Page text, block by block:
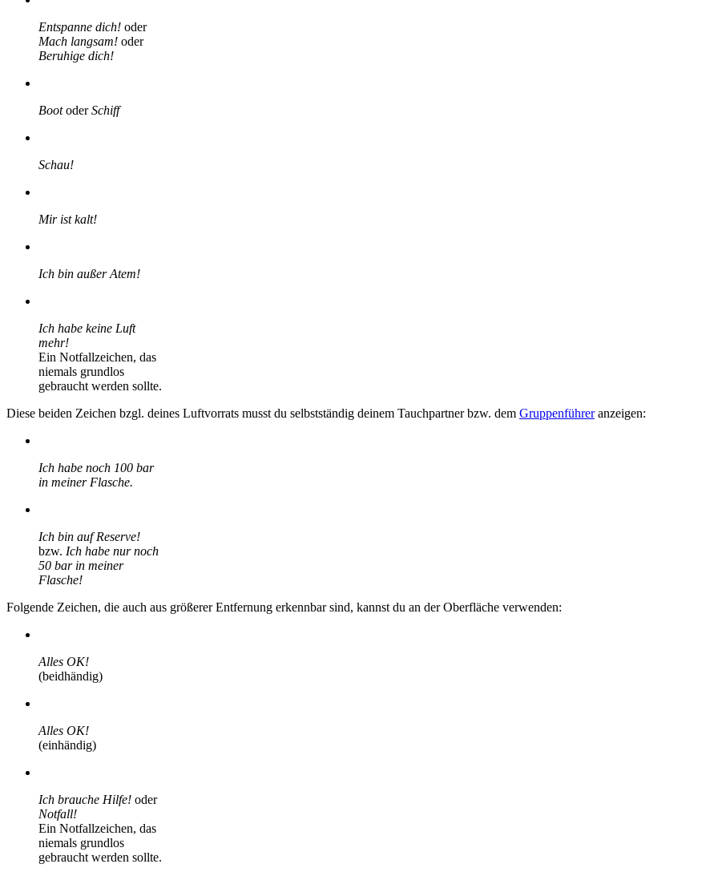
Entspanne dich! oder
Mach langsam! oder
Beruhige dich!
BootoderSchiff
Schau!
Mir ist kalt!
Ich bin außer Atem!
Ich habe keine Luft
mehr!
Ein Notfallzeichen, das
niemals grundlos
gebraucht werden sollte.
Diese beiden Zeichen bzgl. deines Luftvorrats musst du selbstständig deinem Tauchpartner bzw. dem Gruppenführeranzeigen:
Ich habe noch 100 bar
in meiner Flasche.
Ich bin auf Reserve!
bzw. Ich habe nur noch
50 bar in meiner
Flasche!
Folgende Zeichen, die auch aus größerer Entfernung erkennbar sind, kannst du an der Oberfläche verwenden:
Alles OK!
(beidhändig)
Alles OK!
(einhändig)
Ich brauche Hilfe! oder
Notfall!
Ein Notfallzeichen, das
niemals grundlos
gebraucht werden sollte.